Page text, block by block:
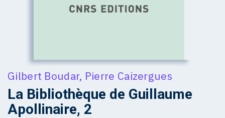
Gilbert Boudar, Pierre Caizergues
La Bibliothèque de Guillaume
Apollinaire, 2